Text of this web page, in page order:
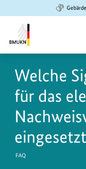
Hauptinhalt
springen
Suche
springen
Hauptnavigation
springen
Umwelt,
Naturschutz
und
nukleare
Sicherheit
Welche
für das
FAQ